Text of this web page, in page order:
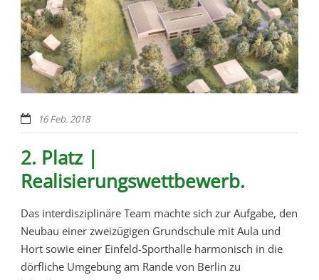
16 Feb. 2018
2. Platz |
Realisierungswettbewerb.
Das interdisziplinäre Team machte sich zur Aufgabe, den
Neubau einer zweizügigen Grundschule mit Aula und
Hort sowie einer Einfeld-Sporthalle harmonisch in die
dörfliche Umgebung am Rande von Berlin zu